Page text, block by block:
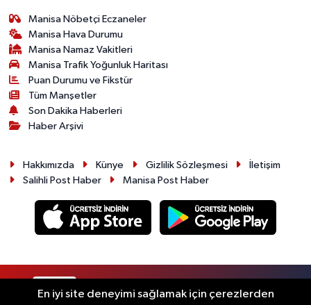
Manisa Nöbetçi Eczaneler
Manisa Hava Durumu
Manisa Namaz Vakitleri
Manisa Trafik Yoğunluk Haritası
Puan Durumu ve Fikstür
Tüm Manşetler
Son Dakika Haberleri
Haber Arşivi
Hakkımızda Künye Gizlilik Sözleşmesi
İletişim
Salihli Post Haber
Manisa Post Haber
En iyi site deneyimi sağlamak için çerezlerden